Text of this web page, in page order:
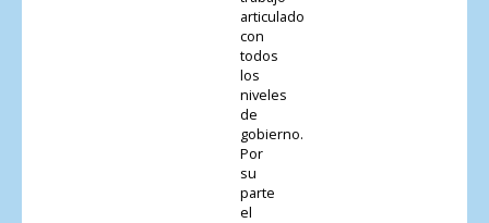
articulado
con
todos
los
niveles
de
gobierno.
Por
su
parte
el